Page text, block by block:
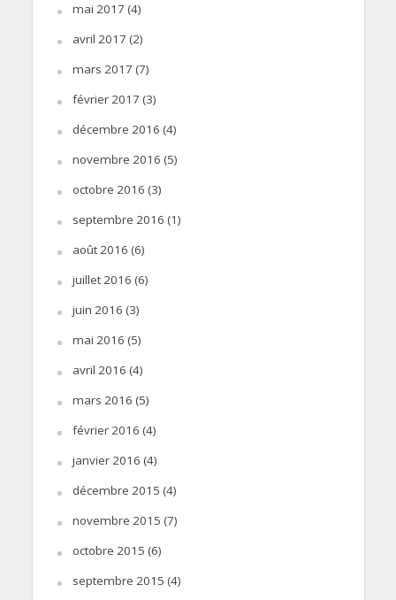
mai 2017 (4)
avril 2017 (2)
mars 2017 (7)
février 2017 (3)
décembre 2016 (4)
novembre 2016 (5)
octobre 2016 (3)
septembre 2016 (1)
août 2016 (6)
juillet 2016 (6)
juin 2016 (3)
mai 2016 (5)
avril 2016 (4)
mars 2016 (5)
février 2016 (4)
janvier 2016 (4)
décembre 2015 (4)
novembre 2015 (7)
octobre 2015 (6)
septembre 2015 (4)